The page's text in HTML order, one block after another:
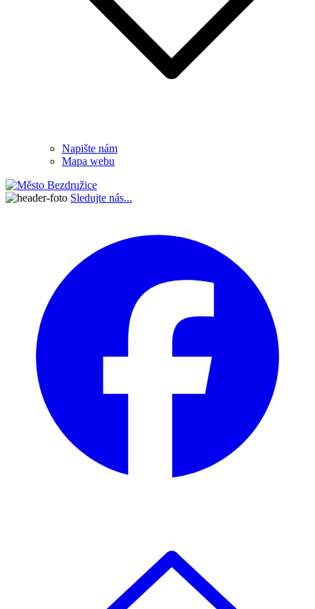
Napište nám
Mapa webu
Sledujte nás...